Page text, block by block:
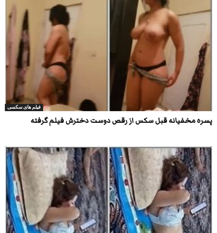
فیلم های سکسی
پسره مخفیانه قبل سکس از رقص دوست دخترش فیلم گرفته